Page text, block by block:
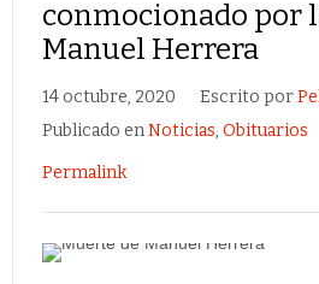
conmocionado por
Manuel Herrera
14 octubre, 2020 Escrito por
Publicado enNoticias, Obituarios
Permalink